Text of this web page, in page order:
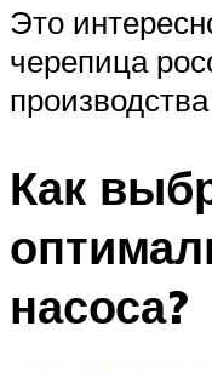
Это
черепица
производства
Как
насоса?